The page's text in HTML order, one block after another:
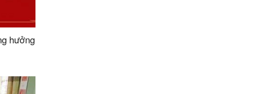
hưởng